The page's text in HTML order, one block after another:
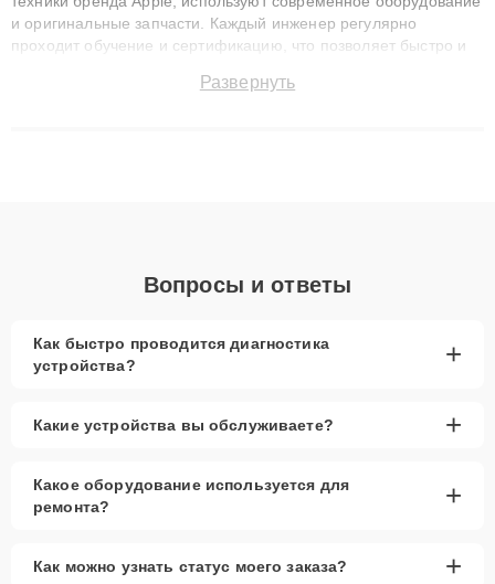
и оригинальные запчасти. Каждый инженер регулярно
проходит обучение и сертификацию, что позволяет быстро и
сохранением гарантии до 3 лет. Наши мастера решают
Развернуть
Вопросы и ответы
Как быстро проводится диагностика
устройства?
+
Какие устройства вы обслуживаете? +
Какое оборудование используется для
ремонта?
+
Как можно узнать статус моего заказа? +